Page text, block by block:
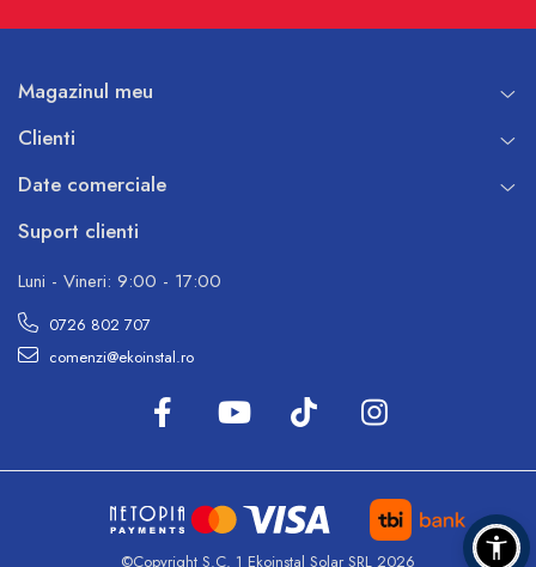
Magazinul meu
Clienti
Date comerciale
Suport clienti
Luni - Vineri: 9:00 - 17:00
0726 802 707
comenzi@ekoinstal.ro
©Copyright S.C. 1 Ekoinstal Solar SRL 2026